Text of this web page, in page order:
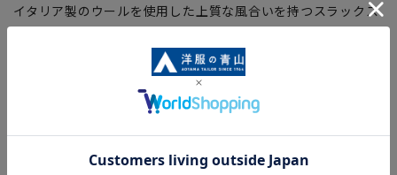
イタリア製のウールを使用した上質な風合いを持つスラックス
です。ツータック仕様でヒップからモモに適度なゆとりを与え
ながら、裾にかけてはスッキリとしたスタイリッシュなテーパ
ードシルエットに仕上げました。ジャケットとの相性も良く、
トレンドを意識したスマートな着こなしを演出します。
■MARLANE